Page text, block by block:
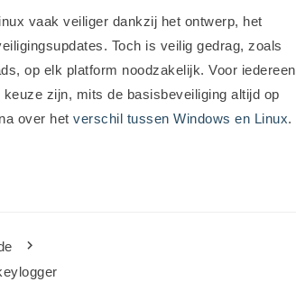
vaak veiliger dankzij het ontwerp, het
Toch is veilig gedrag, zoals
op elk platform noodzakelijk. Voor iedereen
zijn, mits de basisbeveiliging altijd op
over het verschil tussen Windows en Linux.